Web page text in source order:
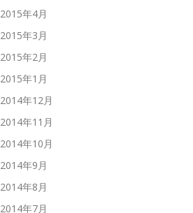
2015年4月
2015年3月
2015年2月
2015年1月
2014年12月
2014年11月
2014年10月
2014年9月
2014年8月
2014年7月